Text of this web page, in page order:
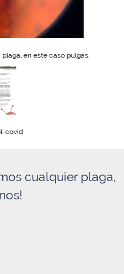
en este caso pulgas.
covid
cualquier plaga,